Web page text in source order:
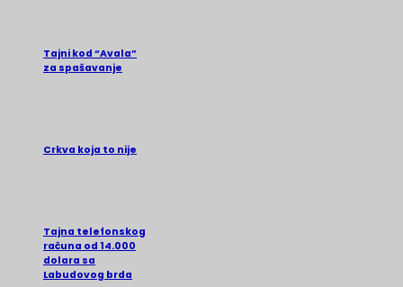
Tajni kod “Avala”
za spašavanje
Crkva koja to nije
Tajna telefonskog
računa od 14.000
dolara sa
Labudovog brda